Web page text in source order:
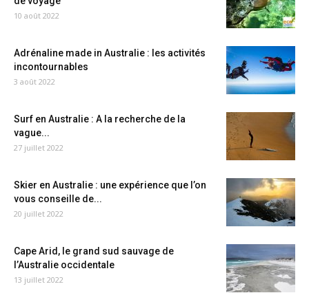
10 août 2022
Adrénaline made in Australie : les activités
incontournables
3 août 2022
Surf en Australie : A la recherche de la
vague...
27 juillet 2022
Skier en Australie : une expérience que l’on
vous conseille de...
20 juillet 2022
Cape Arid, le grand sud sauvage de
l’Australie occidentale
13 juillet 2022